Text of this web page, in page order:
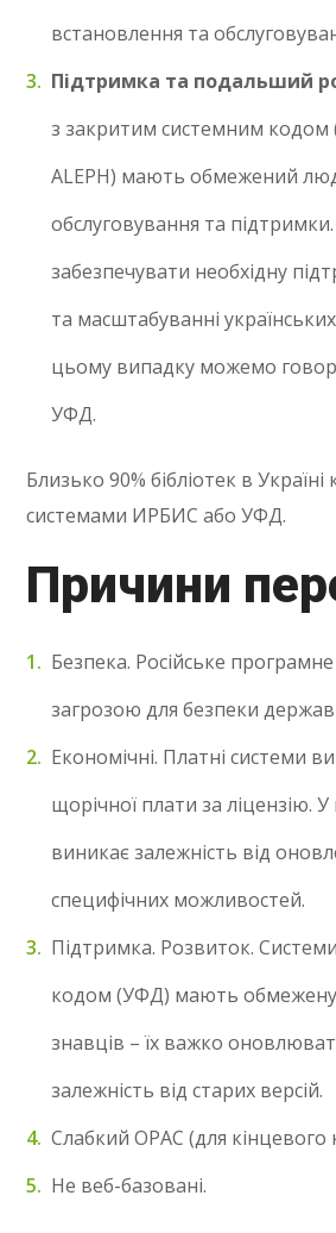
встановлення та
Підтримка та подальший
з закритим системним кодом
ALEPH) мають обмежений
обслуговування та
забезпечувати необхідну
та масштабуванні українських
цьому випадку можемо
УФД.
Близько 90% бібліотек в
системами ИРБИС або УФД.
Причини
Безпека. Російське
загрозою для безпеки
Економічні. Платні системи
щорічної плати за ліцензію.
виникає залежність від
специфічних можливостей.
Підтримка. Розвиток.
кодом (УФД) мають обмежену
знавців – їх важко
залежність від старих версій.
Слабкий OPAC (для кінцевого
Не веб-базовані.